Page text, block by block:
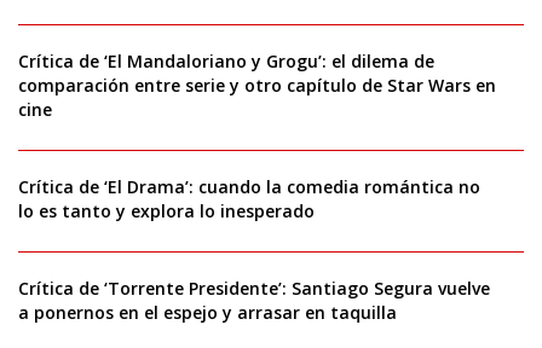
Crítica de ‘El Mandaloriano y Grogu’: el dilema de
comparación entre serie y otro capítulo de Star Wars en
cine
Crítica de ‘El Drama’: cuando la comedia romántica no
lo es tanto y explora lo inesperado
Crítica de ‘Torrente Presidente’: Santiago Segura vuelve
a ponernos en el espejo y arrasar en taquilla